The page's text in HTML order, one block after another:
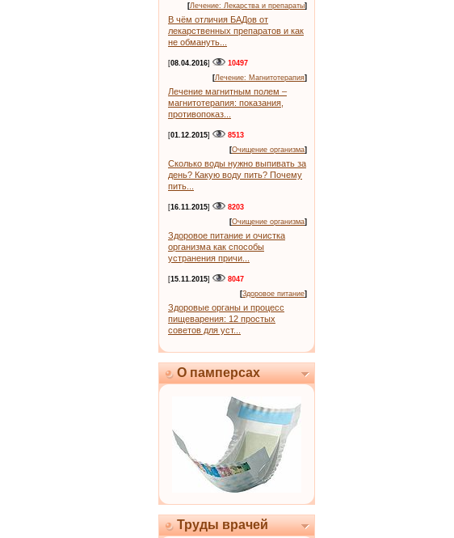
[Лечение: Лекарства и препараты]
В чём отличия БАДов от
лекарственных препаратов и как
не обмануть...
[08.04.2016]
10497
[Лечение: Магнитотерапия]
Лечение магнитным полем –
магнитотерапия: показания,
противопоказ...
[01.12.2015]
8513
[Очищение организма]
Сколько воды нужно выпивать за
день? Какую воду пить? Почему
пить...
[16.11.2015]
8203
[Очищение организма]
Здоровое питание и очистка
организма как способы
устранения причи...
[15.11.2015]
8047
[Здоровое питание]
Здоровые органы и процесс
пищеварения: 12 простых
советов для уст...
О памперсах
Труды врачей